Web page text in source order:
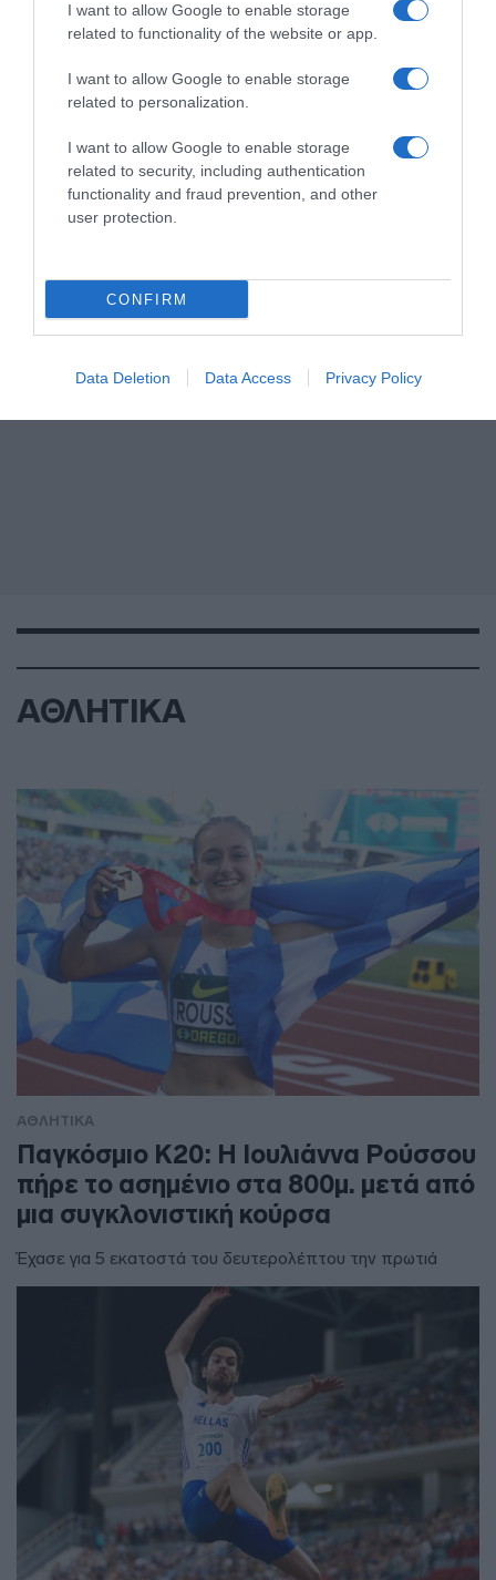
I want to allow Google to enable storage
related to functionality of the website or app.
I want to allow Google to enable storage
related to personalization.
I want to allow Google to enable storage
related to security, including authentication
functionality and fraud prevention, and other
user protection.
CONFIRM
Data Deletion Data Access Privacy Policy
ΑΘΛΗΤΙΚΑ
ΑΘΛΗΤΙΚΑ
Παγκόσμιο Κ20: Η Ιουλιάννα Ρούσσου
πήρε το ασημένιο στα 800μ. μετά από
μια συγκλονιστική κούρσα
Έχασε για 5 εκατοστά του δευτερολέπτου την πρωτιά